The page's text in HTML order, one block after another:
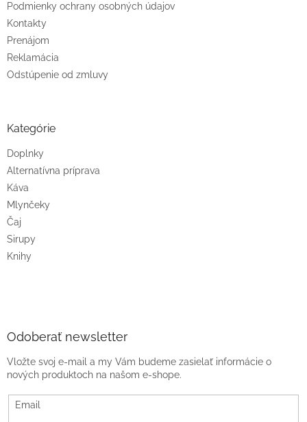
Podmienky ochrany osobných údajov
Kontakty
Prenájom
Reklamácia
Odstúpenie od zmluvy
Kategórie
Doplnky
Alternatívna príprava
Káva
Mlynčeky
Čaj
Sirupy
Knihy
Odoberať newsletter
Vložte svoj e-mail a my Vám budeme zasielať informácie o
nových produktoch na našom e-shope.
Email